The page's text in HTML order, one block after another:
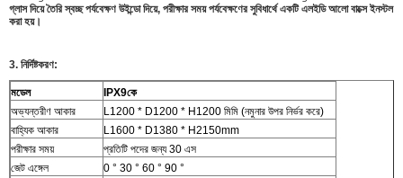
গ্লাস দিয়ে তৈরি স্বচ্ছ পর্যবেক্ষণ উইন্ডো দিয়ে, পরীক্ষার সময় পর্যবেক্ষণের সুবিধার্থে একটি এলইডি আলো বাক্সে ইনস্টল
করা হয়।
3. নির্দিষ্টকরণ:
মডেল IPX9কে
অভ্যন্তরীণ আকার
L1200 * D1200 * H1200 মিমি (নমুনার উপর নির্ভর করে)
বাহ্যিক আকার
L1600 * D1380 * H2150mm
পরীক্ষার সময়
প্রতিটি পদের জন্য 30 এস
জেট এঙ্গেল
0 ° 30 ° 60 ° 90 °